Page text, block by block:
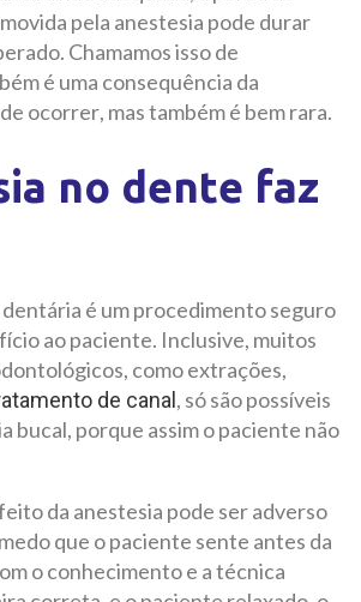
pela anestesia pode durar
Chamamos isso de
é uma consequência da
ocorrer, mas também é bem rara.
no dente faz
dentária é um procedimento seguro
ao paciente. Inclusive, muitos
como extrações,
de canal , só são possíveis
bucal, porque assim o paciente não
da anestesia pode ser adverso
que o paciente sente antes da
o conhecimento e a técnica